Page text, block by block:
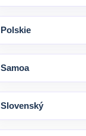
Polskie
Samoa
Slovenský